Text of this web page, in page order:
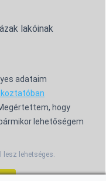
lakóinak
adataim
hogy
lehetőségem
lesz lehetséges.